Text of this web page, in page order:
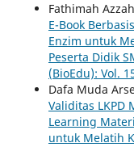
Fathimah
E-Book
Enzim untuk
Peserta Didik
(BioEdu): Vol.
Dafa Muda
Validitas LKPD
Learning
untuk Melatih